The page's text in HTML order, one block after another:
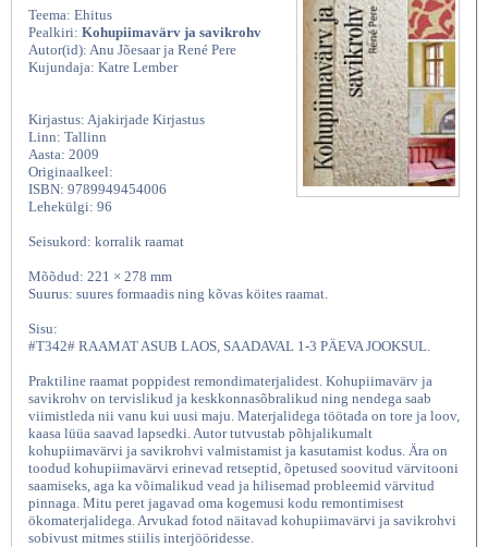
Teema: Ehitus
Pealkiri: Kohupiimavärv ja savikrohv
Autor(id): Anu Jõesaar ja René Pere
Kujundaja: Katre Lember
Kirjastus: Ajakirjade Kirjastus
Linn: Tallinn
Aasta: 2009
Originaalkeel:
ISBN: 9789949454006
Lehekülgi: 96
Seisukord: korralik raamat
Mõõdud: 221 × 278 mm
Suurus: suures formaadis ning kõvas köites raamat.
Sisu:
#T342# RAAMAT ASUB LAOS, SAADAVAL 1-3 PÄEVA JOOKSUL.
Praktiline raamat poppidest remondimaterjalidest. Kohupiimavärv ja
savikrohv on tervislikud ja keskkonnasõbralikud ning nendega saab
viimistleda nii vanu kui uusi maju. Materjalidega töötada on tore ja loov,
kaasa lüüa saavad lapsedki. Autor tutvustab põhjalikumalt
kohupiimavärvi ja savikrohvi valmistamist ja kasutamist kodus. Ära on
toodud kohupiimavärvi erinevad retseptid, õpetused soovitud värvitooni
saamiseks, aga ka võimalikud vead ja hilisemad probleemid värvitud
pinnaga. Mitu peret jagavad oma kogemusi kodu remontimisest
ökomaterjalidega. Arvukad fotod näitavad kohupiimavärvi ja savikrohvi
sobivust mitmes stiilis interjööridesse.